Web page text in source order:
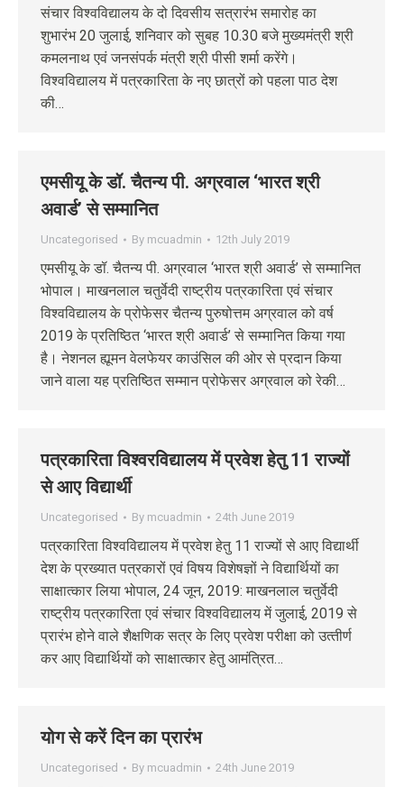
संचार विश्वविद्यालय के दो दिवसीय सत्रारंभ समारोह का
शुभारंभ 20 जुलाई, शनिवार को सुबह 10.30 बजे मुख्यमंत्री श्री
कमलनाथ एवं जनसंपर्क मंत्री श्री पीसी शर्मा करेंगे।
विश्वविद्यालय में पत्रकारिता के नए छात्रों को पहला पाठ देश
की…
एमसीयू के डॉ. चैतन्य पी. अग्रवाल ‘भारत श्री
अवार्ड’ से सम्मानित
Uncategorised By mcuadmin 12th July 2019
एमसीयू के डॉ. चैतन्य पी. अग्रवाल ‘भारत श्री अवार्ड’ से सम्मानित
भोपाल। माखनलाल चतुर्वेदी राष्ट्रीय पत्रकारिता एवं संचार
विश्वविद्यालय के प्रोफेसर चैतन्य पुरुषोत्तम अग्रवाल को वर्ष
2019 के प्रतिष्ठित ‘भारत श्री अवार्ड’ से सम्मानित किया गया
है। नेशनल ह्यूमन वेलफेयर काउंसिल की ओर से प्रदान किया
जाने वाला यह प्रतिष्ठित सम्मान प्रोफेसर अग्रवाल को रेकी…
पत्रकारिता विश्वरविद्यालय में प्रवेश हेतु 11 राज्यों
से आए विद्या‍र्थी
Uncategorised By mcuadmin 24th June 2019
पत्रकारिता विश्‍वविद्यालय में प्रवेश हेतु 11 राज्‍यों से आए विद्या‍र्थी
देश के प्रख्‍यात पत्रकारों एवं विषय विशेषज्ञों ने विद्यार्थियों का
साक्षात्‍कार लिया भोपाल, 24 जून, 2019: माखनलाल चतुर्वेदी
राष्ट्रीय पत्रकारिता एवं संचार विश्वविद्यालय में जुलाई, 2019 से
प्रारंभ होने वाले शैक्षणिक सत्र के लिए प्रवेश परीक्षा को उत्‍तीर्ण
कर आए विद्यार्थियों को साक्षात्‍कार हेतु आमंत्रित…
योग से करें दिन का प्रारंभ
Uncategorised By mcuadmin 24th June 2019